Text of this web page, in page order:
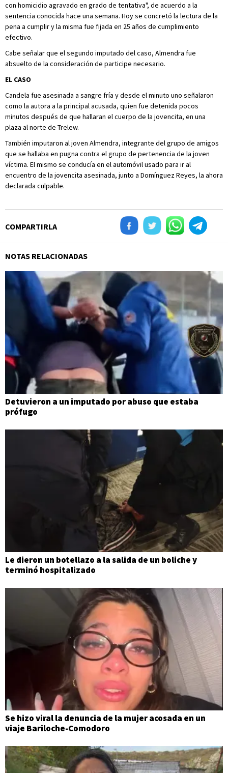
con homicidio agravado en grado de tentativa", de acuerdo a la
sentencia conocida hace una semana. Hoy se concretó la lectura de la
pena a cumplir y la misma fue fijada en 25 años de cumplimiento
efectivo.
Cabe señalar que el segundo imputado del caso, Almendra fue
absuelto de la consideración de participe necesario.
EL CASO
Candela fue asesinada a sangre fría y desde el minuto uno señalaron
como la autora a la principal acusada, quien fue detenida pocos
minutos después de que hallaran el cuerpo de la jovencita, en una
plaza al norte de Trelew.
También imputaron al joven Almendra, integrante del grupo de amigos
que se hallaba en pugna contra el grupo de pertenencia de la joven
víctima. El mismo se conducía en el automóvil usado para ir al
encuentro de la jovencita asesinada, junto a Domínguez Reyes, la ahora
declarada culpable.
COMPARTIRLA
NOTAS RELACIONADAS
Detuvieron a un imputado por abuso que estaba
prófugo
Le dieron un botellazo a la salida de un boliche y
terminó hospitalizado
Se hizo viral la denuncia de la mujer acosada en un
viaje Bariloche-Comodoro